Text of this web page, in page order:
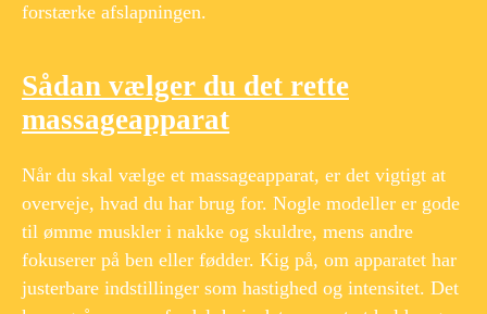
forstærke afslapningen.
Sådan vælger du det rette
massageapparat
Når du skal vælge et massageapparat, er det vigtigt at
overveje, hvad du har brug for. Nogle modeller er gode
til ømme muskler i nakke og skuldre, mens andre
fokuserer på ben eller fødder. Kig på, om apparatet har
justerbare indstillinger som hastighed og intensitet. Det